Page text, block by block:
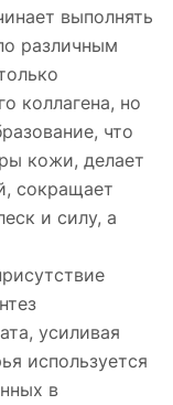
выполнять
различным
коллагена, но
что
кожи, делает
сокращает
и силу, а
усиливая
используется
в